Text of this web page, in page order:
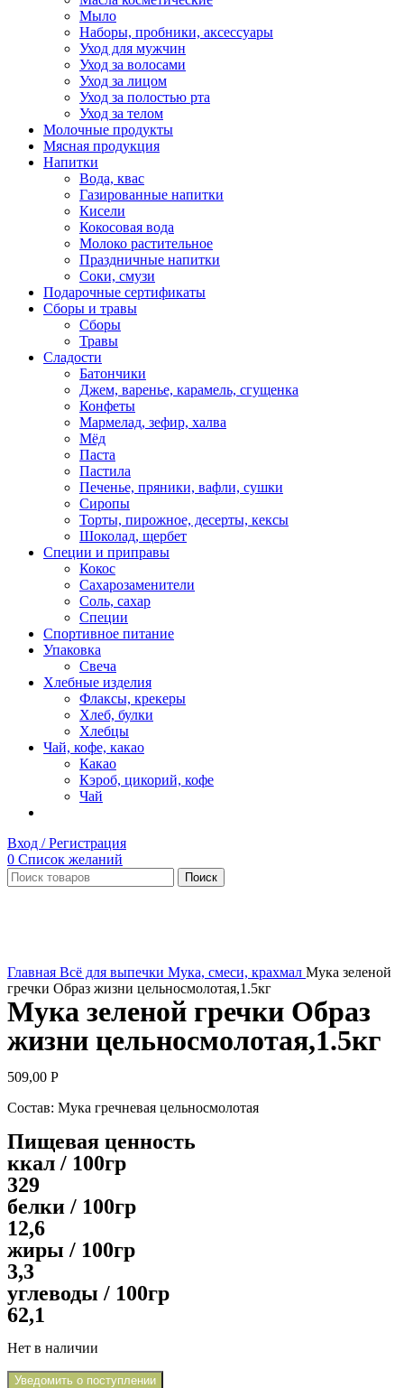
Мыло
Наборы, пробники, аксессуары
Уход для мужчин
Уход за волосами
Уход за лицом
Уход за полостью рта
Уход за телом
Молочные продукты
Мясная продукция
Напитки
Вода, квас
Газированные напитки
Кисели
Кокосовая вода
Молоко растительное
Праздничные напитки
Соки, смузи
Подарочные сертификаты
Сборы и травы
Сборы
Травы
Сладости
Батончики
Джем, варенье, карамель, сгущенка
Конфеты
Мармелад, зефир, халва
Мёд
Паста
Пастила
Печенье, пряники, вафли, сушки
Сиропы
Торты, пирожное, десерты, кексы
Шоколад, щербет
Специи и приправы
Кокос
Сахарозаменители
Соль, сахар
Специи
Спортивное питание
Упаковка
Свеча
Хлебные изделия
Флаксы, крекеры
Хлеб, булки
Хлебцы
Чай, кофе, какао
Какао
Кэроб, цикорий, кофе
Чай
Вход / Регистрация
0 Список желаний
Поиск
Главная Всё для выпечки Мука, смеси, крахмал Мука зеленой
гречки Образ жизни цельносмолотая,1.5кг
Мука зеленой гречки Образ
жизни цельносмолотая,1.5кг
509,00 Р
Состав: Мука гречневая цельносмолотая
Пищевая ценность
ккал / 100гр
329
белки / 100гр
12,6
жиры / 100гр
3,3
углеводы / 100гр
62,1
Нет в наличии
Уведомить о поступлении